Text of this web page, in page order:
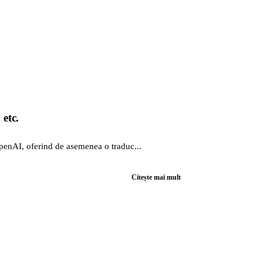
oferind de asemenea o traduc...
Citește mai mult